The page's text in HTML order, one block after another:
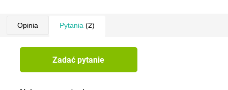
Opinia Pytania (2)
Zadać pytanie